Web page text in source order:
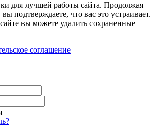
для лучшей работы сайта. Продолжая
вы подтверждаете, что вас это устраивает.
вы можете удалить сохраненные
соглашение